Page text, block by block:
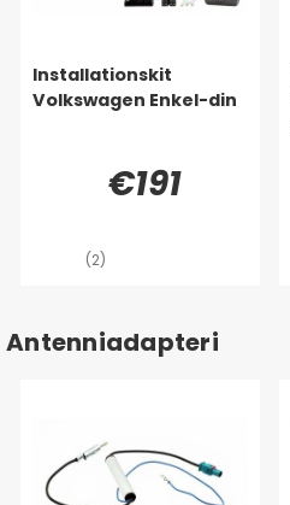
Installationskit
Volkswagen Enkel-din
€191
(2)
Antenniadapteri